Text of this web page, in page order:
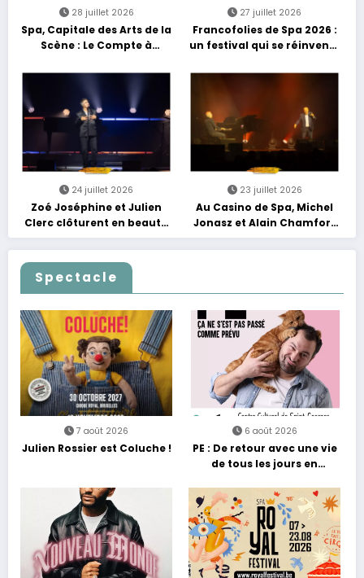
28 juillet 2026
Spa, Capitale des Arts de la
Scène : Le Compte à
27 juillet 2026
Francofolies de Spa 2026 :
un festival qui se réinvente
grands moments de scène
24 juillet 2026
Zoé Joséphine et Julien
Clerc clôturent en beauté
Les Nuits Francofolies au
Casino
23 juillet 2026
Au Casino de Spa, Michel
Jonasz et Alain Chamfort
célèbrent le temps qui
passe… sans jamais céder
Spectacle
7 août 2026
Julien Rossier est Coluche !
6 août 2026
PE : De retour avec une vie
de tous les jours en